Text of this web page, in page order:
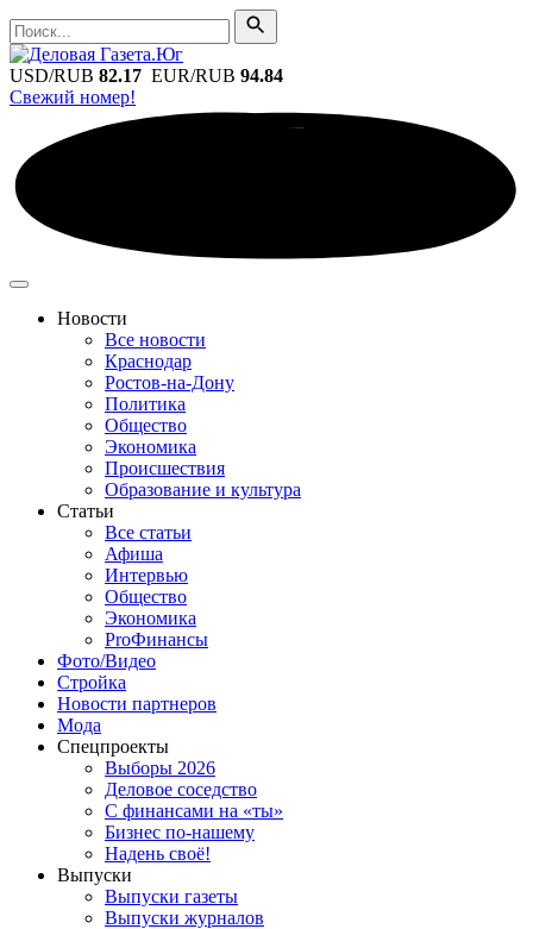
Поиск
Поиск
USD/RUB 82.17 EUR/RUB 94.84
Свежий номер!
Новости
Все новости
Краснодар
Ростов-на-Дону
Политика
Общество
Экономика
Происшествия
Образование и культура
Статьи
Все статьи
Афиша
Интервью
Общество
Экономика
ProФинансы
Фото/Видео
Стройка
Новости партнеров
Мода
Спецпроекты
Выборы 2026
Деловое соседство
С финансами на «ты»
Бизнес по-нашему
Надень своё!
Выпуски
Выпуски газеты
Выпуски журналов